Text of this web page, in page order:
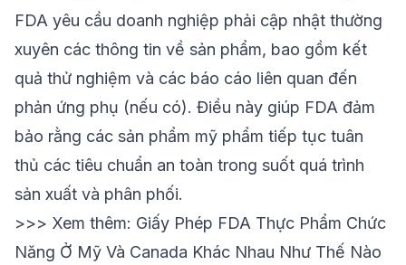
FDA yêu cầu doanh nghiệp phải cập nhật thường
xuyên các thông tin về sản phẩm, bao gồm kết
quả thử nghiệm và các báo cáo liên quan đến
phản ứng phụ (nếu có). Điều này giúp FDA đảm
bảo rằng các sản phẩm mỹ phẩm tiếp tục tuân
thủ các tiêu chuẩn an toàn trong suốt quá trình
sản xuất và phân phối.
>>> Xem thêm: Giấy Phép FDA Thực Phẩm Chức
Năng Ở Mỹ Và Canada Khác Nhau Như Thế Nào